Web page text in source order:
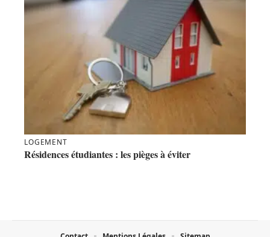
LOGEMENT
Résidences étudiantes : les pièges à éviter